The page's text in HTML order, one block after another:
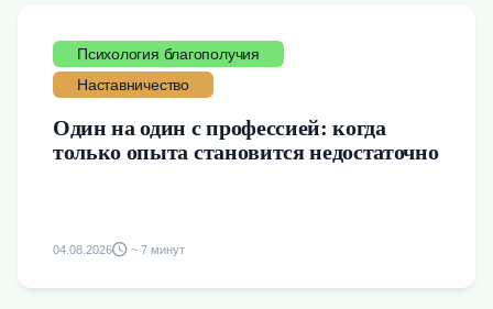
Психология благополучия
Наставничество
Один на один с профессией: когда
только опыта становится недостаточно
04.08.2026 ~ 7 минут